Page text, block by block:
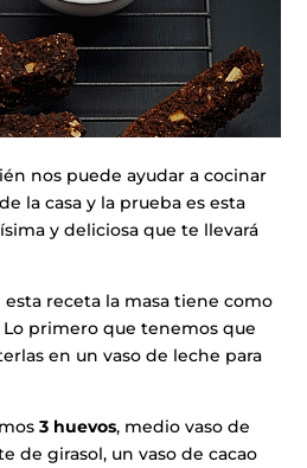
nos puede ayudar a cocinar
la casa y la prueba es esta
y deliciosa que te llevará
receta la masa tiene como
Lo primero que tenemos que
en un vaso de leche para
3 huevos, medio vaso de
de girasol, un vaso de cacao